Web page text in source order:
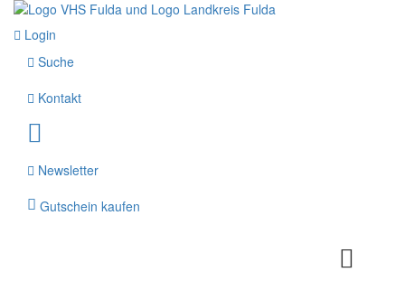
Login
Suche
Kontakt
Newsletter
Gutschein kaufen